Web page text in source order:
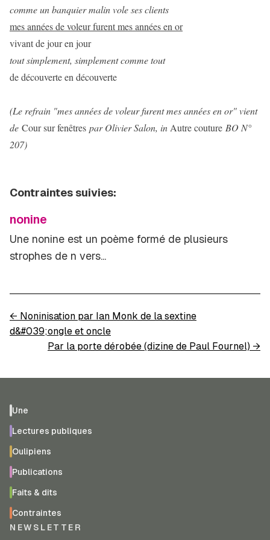
comme un banquier malin vole ses clients
mes années de voleur furent mes années en or
vivant de jour en jour
tout simplement, simplement comme tout
de découverte en découverte
(Le refrain "mes années de voleur furent mes années en or" vient
de Cour sur fenêtres par Olivier Salon, in Autre couture BO N°
207)
Contraintes suivies:
nonine
Une nonine est un poème formé de plusieurs
strophes de n vers...
← Noninisation par Ian Monk de la sextine
d&#039;ongle et oncle
Par la porte dérobée (dizine de Paul Fournel) →
Une
Lectures publiques
Oulipiens
Publications
Faits & dits
Contraintes
NEWSLETTER